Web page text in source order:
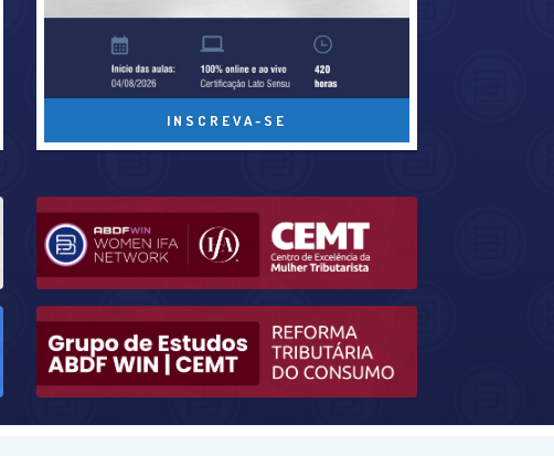
INSCREVA-SE